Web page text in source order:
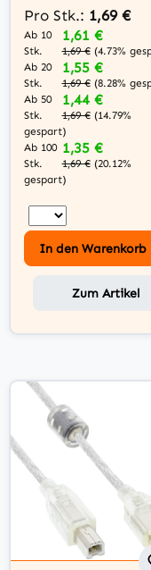
Pro Stk.: 1,69 €
Ab 10
Stk.
1,61 €
1,69 € (4.73%
Ab 20
Stk.
1,55 €
1,69 € (8.28%
Ab 50
Stk.
1,44 €
1,69 € (14.79%
gespart)
Ab 100
Stk.
1,35 €
1,69 € (20.12%
gespart)
In den Warenkorb
Zum Artikel